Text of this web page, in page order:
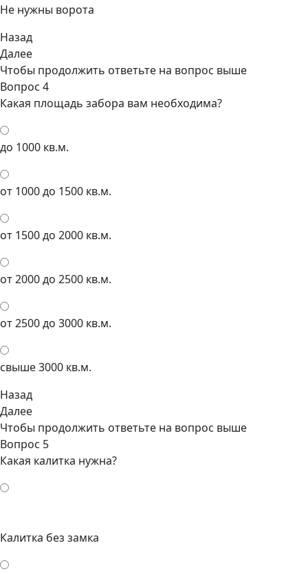
Не нужны ворота
Назад
Далее
Чтобы продолжить ответьте на вопрос выше
Вопрос 4
Какая площадь забора вам необходима?
до 1000 кв.м.
от 1000 до 1500 кв.м.
от 1500 до 2000 кв.м.
от 2000 до 2500 кв.м.
от 2500 до 3000 кв.м.
свыше 3000 кв.м.
Назад
Далее
Чтобы продолжить ответьте на вопрос выше
Вопрос 5
Какая калитка нужна?
Калитка без замка